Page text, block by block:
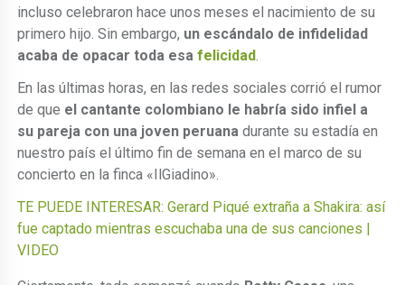
incluso celebraron hace unos meses el nacimiento de su
primero hijo. Sin embargo, un escándalo de infidelidad
acaba de opacar toda esafelicidad
En las últimas horas, en las redes sociales corrió el rumor
de que el cantante colombiano le habría sido infiel a
su pareja con una joven peruanadurante su estadía en
nuestro país el último fin de semana en el marco de su
concierto en la finca «IlGiadino».
TE PUEDE INTERESAR: Gerard Piqué extraña a Shakira: así
fue captado mientras escuchaba una de sus canciones |
VIDEO